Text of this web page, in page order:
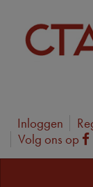
Inloggen
Volg ons op